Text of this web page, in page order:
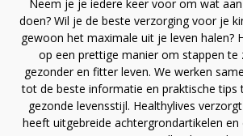
Neem je je iedere keer voor om wat
doen? Wil je de beste verzorging voor je
gewoon het maximale uit je leven halen?
op een prettige manier om stappen te
gezonder en fitter leven. We werken
tot de beste informatie en praktische tips
gezonde levensstijl. Healthylives
heeft uitgebreide achtergrondartikelen en